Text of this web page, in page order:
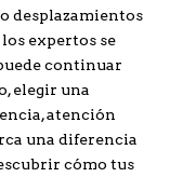
desplazamientos
expertos se
continuar
elegir una
atención
una diferencia
cómo tus